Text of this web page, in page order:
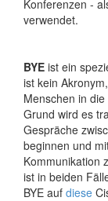
Konferenzen -
verwendet.
BYE ist ein
ist kein
Menschen in
Grund wird es
Gespräche
beginnen und
Kommunikation
ist in beiden
BYE auf diese